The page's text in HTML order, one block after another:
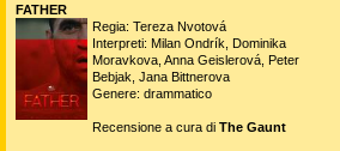
FATHER
Regia: Tereza Nvotová
Interpreti: Milan Ondrík, Dominika
Moravkova, Anna Geislerová, Peter
Bebjak, Jana Bittnerova
Genere: drammatico
Recensione a cura di The Gaunt